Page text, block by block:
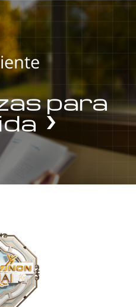
para